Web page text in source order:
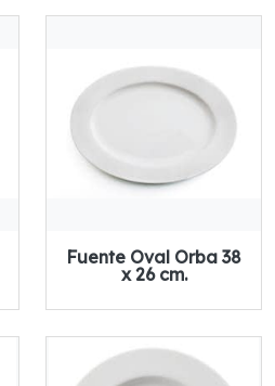
Fuente Oval Orba 38
x 26 cm.